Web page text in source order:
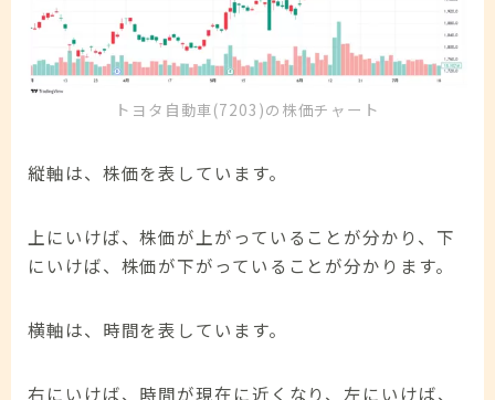
トヨタ自動車(7203)の株価チャート
縦軸は、株価を表しています。
上にいけば、株価が上がっていることが分かり、下
にいけば、株価が下がっていることが分かります。
横軸は、時間を表しています。
右にいけば、時間が現在に近くなり、左にいけば、